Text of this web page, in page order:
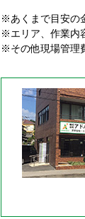
※あくまで目安の
※エリア、作業内
※その他現場管理